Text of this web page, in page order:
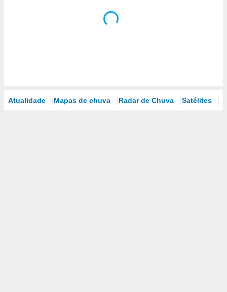
Atualidade Mapas de chuva Radar de Chuva Satélites